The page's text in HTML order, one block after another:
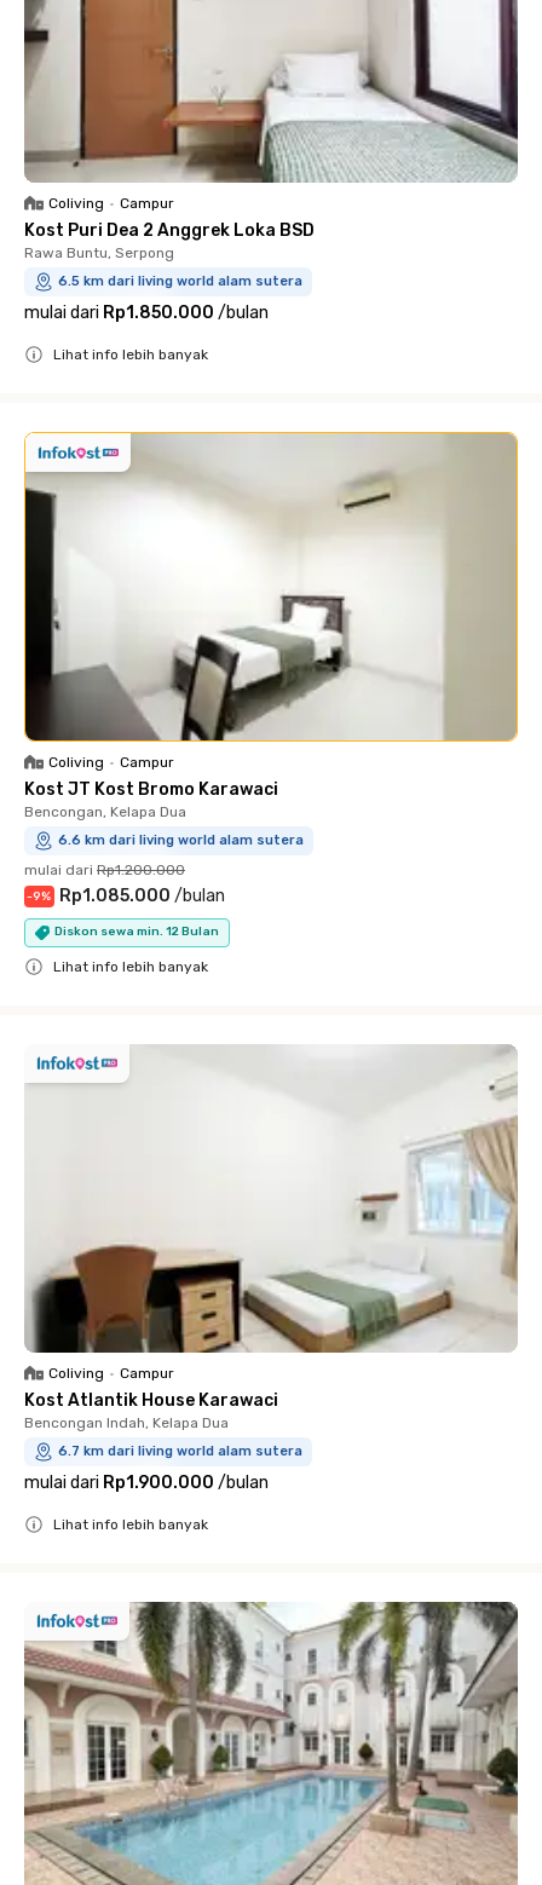
Coliving • Campur
Kost Puri Dea 2 Anggrek Loka BSD
Rawa Buntu, Serpong
6.5 km dari living world alam sutera
mulai dari Rp1.850.000 /bulan
Lihat info lebih banyak
Coliving • Campur
Kost JT Kost Bromo Karawaci
Bencongan, Kelapa Dua
6.6 km dari living world alam sutera
mulai dari Rp1.200.000
-9% Rp1.085.000 /bulan
Diskon sewa min. 12 Bulan
Lihat info lebih banyak
Coliving • Campur
Kost Atlantik House Karawaci
Bencongan Indah, Kelapa Dua
6.7 km dari living world alam sutera
mulai dari Rp1.900.000 /bulan
Lihat info lebih banyak